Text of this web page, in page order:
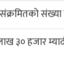
३० हजार